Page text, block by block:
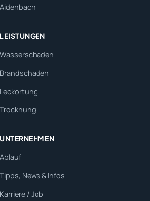
Aidenbach
LEISTUNGEN
Wasserschaden
Brandschaden
Leckortung
Trocknung
UNTERNEHMEN
Ablauf
Tipps, News & Infos
Karriere / Job